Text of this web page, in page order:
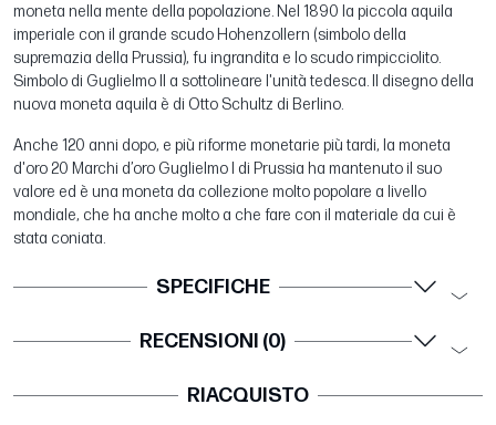
moneta nella mente della popolazione. Nel 1890 la piccola aquila
imperiale con il grande scudo Hohenzollern (simbolo della
supremazia della Prussia), fu ingrandita e lo scudo rimpicciolito.
Simbolo di Guglielmo II a sottolineare l'unità tedesca. Il disegno della
nuova moneta aquila è di Otto Schultz di Berlino.
Anche 120 anni dopo, e più riforme monetarie più tardi, la moneta
d'oro 20 Marchi d’oro Guglielmo I di Prussia ha mantenuto il suo
valore ed è una moneta da collezione molto popolare a livello
mondiale, che ha anche molto a che fare con il materiale da cui è
stata coniata.
SPECIFICHE
RECENSIONI (0)
RIACQUISTO